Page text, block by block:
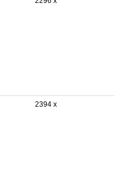
2394 x